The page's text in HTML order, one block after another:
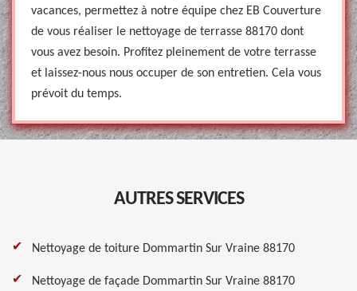
vacances, permettez à notre équipe chez EB Couverture
de vous réaliser le nettoyage de terrasse 88170 dont
vous avez besoin. Profitez pleinement de votre terrasse
et laissez-nous nous occuper de son entretien. Cela vous
prévoit du temps.
AUTRES SERVICES
Nettoyage de toiture Dommartin Sur Vraine 88170
Nettoyage de façade Dommartin Sur Vraine 88170